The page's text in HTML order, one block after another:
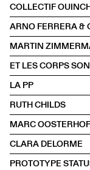
COLLECTIF
MARTIN
ET LES CORPS
LA PP
RUTH CHILDS
MARC
CLARA DELORME
PROTOTYPE